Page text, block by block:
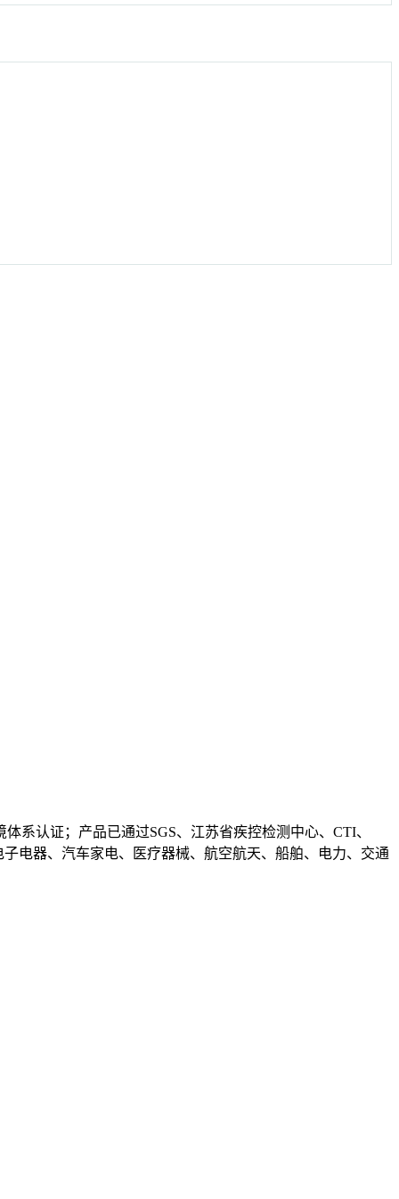
系认证；产品已通过SGS、江苏省疾控检测中心、CTI、
电器、汽车家电、医疗器械、航空航天、船舶、电力、交通